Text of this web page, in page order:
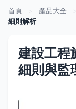
首頁 產品大全
細則解析
建設工程
細則與監